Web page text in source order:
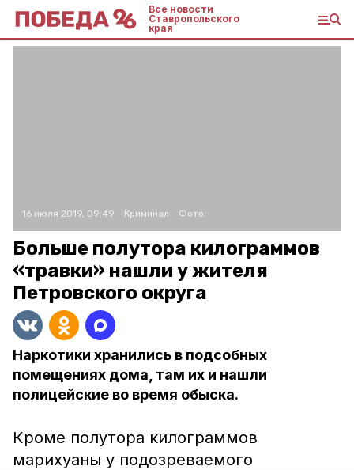
Все новости
Ставропольского
края
16 июля 2019, 09:49 Криминал Фото:
Больше полутора килограммов
«травки» нашли у жителя
Петровского округа
Наркотики хранились в подсобных
помещениях дома, там их и нашли
полицейские во время обыска.
Кроме полутора килограммов
марихуаны у подозреваемого